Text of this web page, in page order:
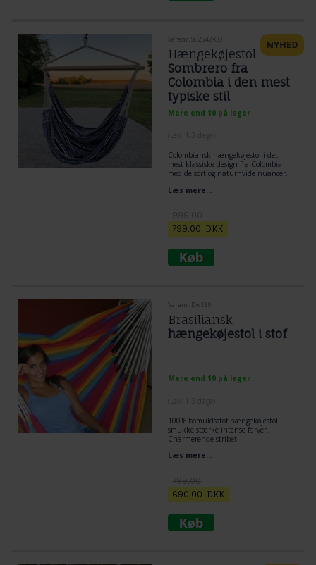
Varenr. SG2642-CO
Hængekøjestol
Sombrero fra
Colombia i den mest
typiske stil
Mere end 10 på lager
Colombiansk hængekøjestol i det
mest klassiske design fra Colombia
med de sort og naturhvide nuancer.
ikke undgå at komme i kontakt med
Demensioner. Bomuld. Træstok 110
cm. Se den elegante overgang i flet
mellem stof og bæresnorer. Stof areal
120 x 160 cm.
Max belastning: 220 kg.
Læs mere...
999,00
799,00 DKK
Varenr. Dvc160
Brasiliansk
hængekøjestol i stof
Mere end 10 på lager
100% bomuldsstof hængekøjestol i
smukke stærke intense farver.
Charmerende stribet.
Læs mere...
799,00
690,00 DKK